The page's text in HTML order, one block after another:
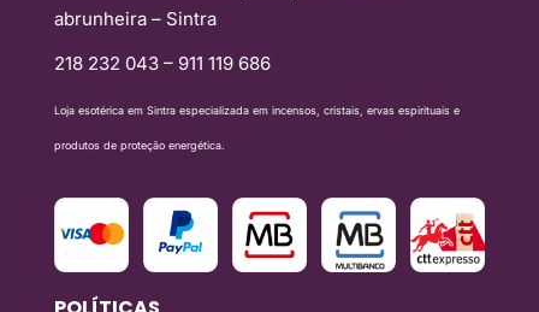
abrunheira – Sintra
218 232 043 – 911 119 686
Loja esotérica em Sintra especializada em incensos, cristais, ervas espirituais e
produtos de proteção energética.